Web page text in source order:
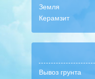
Земля
Керамзит
Вывоз грунта